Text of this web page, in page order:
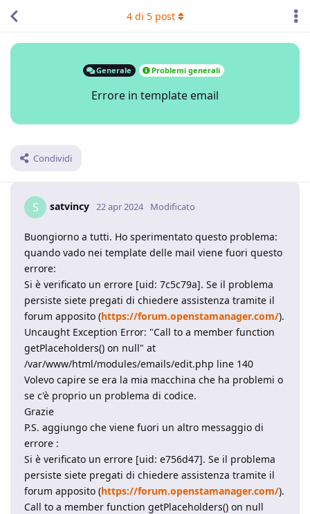
Generale Problemi generali
Errore in template email
Condividi
4di 5post
S satvincy 22 apr 2024 Modificato
Buongiorno a tutti. Ho sperimentato questo problema:
quando vado nei template delle mail viene fuori questo
errore:
Si è verificato un errore [uid: 7c5c79a]. Se il problema
persiste siete pregati di chiedere assistenza tramite il
forum apposito (https://forum.openstamanager.com/).
Uncaught Exception Error: "Call to a member function
getPlaceholders() on null" at
/var/www/html/modules/emails/edit.php line 140
Volevo capire se era la mia macchina che ha problemi o
se c'è proprio un problema di codice.
Grazie
P.S. aggiungo che viene fuori un altro messaggio di
errore :
Si è verificato un errore [uid: e756d47]. Se il problema
persiste siete pregati di chiedere assistenza tramite il
forum apposito (https://forum.openstamanager.com/).
Call to a member function getPlaceholders() on null